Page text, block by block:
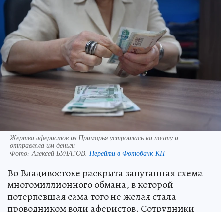
Жертва аферистов из Приморья устроилась на почту и
отправляла им деньги
Фото: Алексей БУЛАТОВ. Перейти в Фотобанк КП
Во Владивостоке раскрыта запутанная схема
многомиллионного обмана, в которой
потерпевшая сама того не желая стала
проводником воли аферистов. Сотрудники